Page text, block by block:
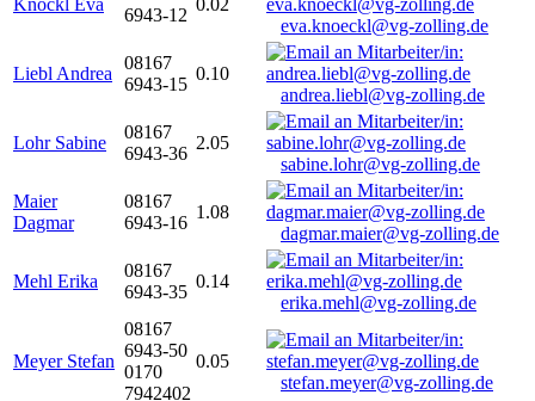
Knöckl Eva
6943-12
0.02
eva.knoeckl@vg-zolling.de
Liebl Andrea
08167
6943-15
0.10
andrea.liebl@vg-zolling.de
Lohr Sabine
08167
6943-36
2.05
sabine.lohr@vg-zolling.de
Maier
Dagmar
08167
6943-16
1.08
dagmar.maier@vg-zolling.de
Mehl Erika
08167
6943-35
0.14
erika.mehl@vg-zolling.de
Meyer Stefan
08167
6943-50
0170
7942402
0.05
stefan.meyer@vg-zolling.de